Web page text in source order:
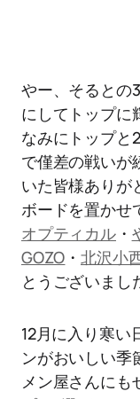
やー、そるとの
にしてトップに
なみにトップ
で僅差の戦いが
いた皆様ありが
ボードを置かせ
オプティカル・
GOZO ・北沢小
とうございまし
12月に入り寒い
ンがおいしい
メン屋さんに